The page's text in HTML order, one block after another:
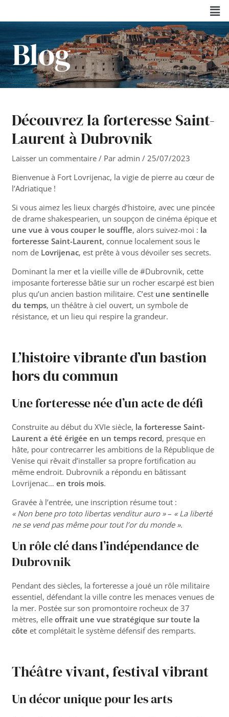
contenu
Blog
Découvrez la forteresse Saint-
Laurent à Dubrovnik
Laisser un commentaire / Paradmin/25/07/2023
Bienvenue à Fort Lovrijenac, la vigie de pierre au cœur de
l’Adriatique !
Si vous aimez les lieux chargés d’histoire, avec une pincée
de drame shakespearien, un soupçon de cinéma épique et
une vue à vous couper le souffle, alors suivez-moi : la
forteresse Saint-Laurent, connue localement sous le
nom de Lovrijenac, est prête à vous dévoiler ses secrets.
Dominant la mer et la vieille ville de #Dubrovnik, cette
imposante forteresse bâtie sur un rocher escarpé est bien
plus qu’un ancien bastion militaire. C’est une sentinelle
du temps, un théâtre à ciel ouvert, un symbole de
résistance, et un lieu qui respire la grandeur.
L’histoire vibrante d’un bastion
hors du commun
Une forteresse née d’un acte de défi
Construite au début du XVIe siècle, la forteresse Saint-
Laurent a été érigée en un temps record, presque en
hâte, pour contrecarrer les ambitions de la République de
Venise qui rêvait d’installer sa propre fortification au
même endroit. Dubrovnik a répondu en bâtissant
Lovrijenac…en trois mois.
Gravée à l’entrée, une inscription résume tout :
« Non bene pro toto libertas venditur auro »– « La liberté
ne se vend pas même pour tout l’or du monde ».
Un rôle clé dans l’indépendance de
Dubrovnik
Pendant des siècles, la forteresse a joué un rôle militaire
essentiel, défendant la ville contre les menaces venues de
la mer. Postée sur son promontoire rocheux de 37
mètres, elleoffrait une vue stratégique sur toute la
côte et complétait le système défensif des remparts.
Théâtre vivant, festival vibrant
Un décor unique pour les arts
articles